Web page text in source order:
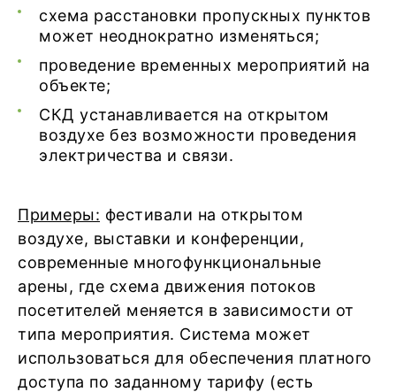
схема расстановки пропускных пунктов
может неоднократно изменяться;
проведение временных мероприятий на
объекте;
СКД устанавливается на открытом
воздухе без возможности проведения
электричества и связи.
Примеры: фестивали на открытом
воздухе, выставки и конференции,
современные многофункциональные
арены, где схема движения потоков
посетителей меняется в зависимости от
типа мероприятия. Система может
использоваться для обеспечения платного
доступа по заданному тарифу (есть